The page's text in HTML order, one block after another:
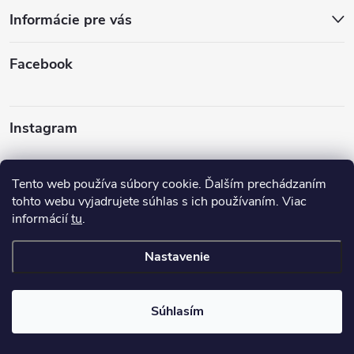
Tento web používa súbory cookie. Ďalším prechádzaním
tohto webu vyjadrujete súhlas s ich používaním. Viac
informáciítu.
Nastavenie
Súhlasím
Informácie pre vás
Facebook
Instagram
Sledovať na Instagrame
vyhradené.Upraviť nastavenie cookies